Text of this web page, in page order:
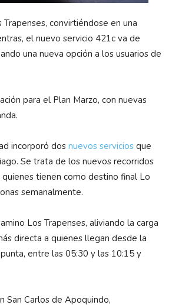
convirtiéndose en una
el nuevo servicio 421c va de
una nueva opción a los usuarios de
para el Plan Marzo, con nuevas
incorporó dos nuevos servicios que
Se trata de los nuevos recorridos
tienen como destino final Lo
semanalmente.
Los Trapenses, aliviando la carga
directa a quienes llegan desde la
entre las 05:30 y las 10:15 y
San Carlos de Apoquindo,